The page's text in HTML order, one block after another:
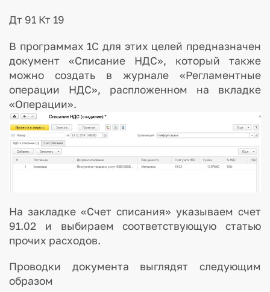
Дт 91 Кт 19
В программах 1С для этих целей предназначен
документ «Списание НДС», который также
можно создать в журнале «Регламентные
операции НДС», распложенном на вкладке
«Операции».
На закладке «Счет списания» указываем счет
91.02 и выбираем соответствующую статью
прочих расходов.
Проводки документа выглядят следующим
образом